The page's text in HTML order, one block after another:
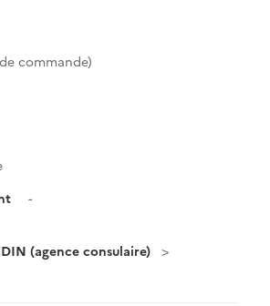
commande)
-
(agence consulaire)